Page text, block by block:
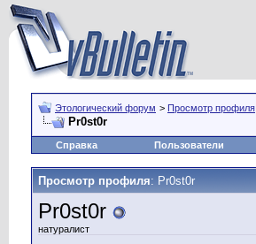
Этологический форум > Просмотр профиля
Pr0st0r
Справка Пользователи
Просмотр профиля: Pr0st0r
Pr0st0r
натуралист